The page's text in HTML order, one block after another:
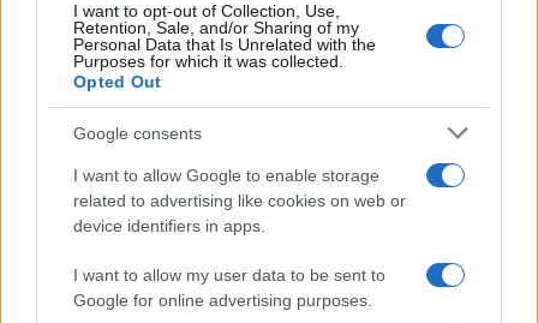
I want to opt-out of Collection, Use,
Retention, Sale, and/or Sharing of my
Personal Data that Is Unrelated with the
Purposes for which it was collected.
Opted Out
Google consents
I want to allow Google to enable storage
related to advertising like cookies on web or
device identifiers in apps.
I want to allow my user data to be sent to
Google for online advertising purposes.